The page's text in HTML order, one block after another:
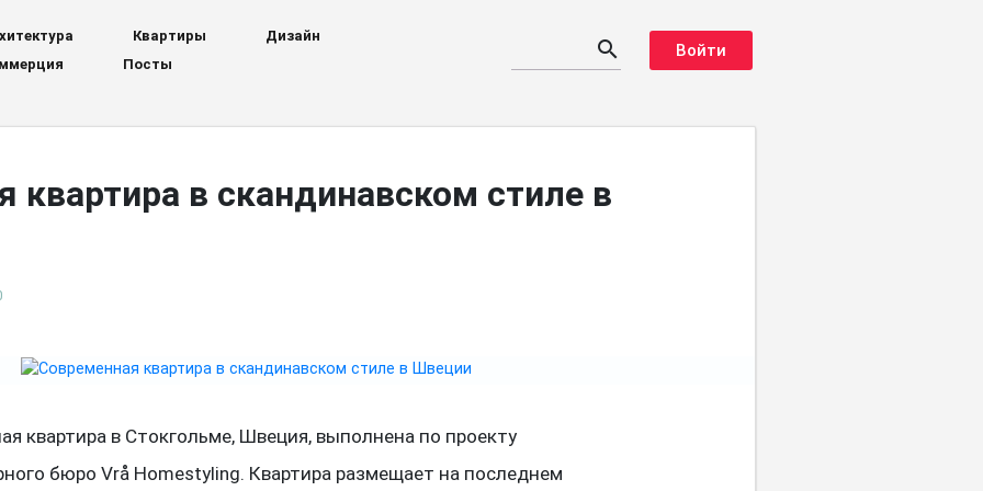
Квартиры
Дизайн
Посты
search Войти
квартира в скандинавском стиле в
квартира в Стокгольме, Швеция, выполнена по проекту
бюро Vrå Homestyling. Квартира размещает на последнем